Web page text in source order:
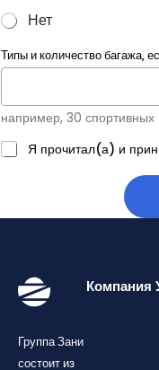
Нет
Типы и количество багажа,
например, 30
Я прочитал(а) и
Группа Зани
состоит из
Компания